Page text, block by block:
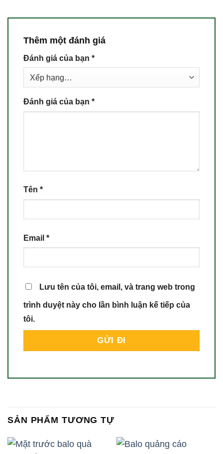
Thêm một đánh giá
Đánh giá của bạn *
Đánh giá của bạn *
Tên *
Email *
Lưu tên của tôi, email, và trang web trong
trình duyệt này cho lần bình luận kế tiếp của
tôi.
SẢN PHẨM TƯƠNG TỰ